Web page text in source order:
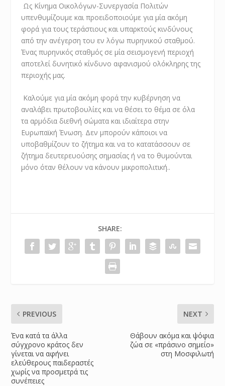
Ως Κίνημα Οικολόγων-Συνεργασία Πολιτών
υπενθυμίζουμε και προειδοποιούμε για μία ακόμη
φορά για τους τεράστιους και υπαρκτούς κινδύνους
από την ανέγερση του εν λόγω πυρηνικού σταθμού.
Ένας πυρηνικός σταθμός σε μία σεισμογενή περιοχή
αποτελεί δυνητικό κίνδυνο αφανισμού ολόκληρης της
περιοχής μας.
Καλούμε για μία ακόμη φορά την κυβέρνηση να
αναλάβει πρωτοβουλίες και να θέσει το θέμα σε όλα
τα αρμόδια διεθνή σώματα και ιδιαίτερα στην
Ευρωπαϊκή Ένωση. Δεν μπορούν κάποιοι να
υποβαθμίζουν το ζήτημα και να το κατατάσσουν σε
ζήτημα δευτερευούσης σημασίας ή να το θυμούνται
μόνο όταν θέλουν να κάνουν μικροπολιτική..
SHARE:
PREVIOUS
Ένα κατά τα άλλα
σύγχρονο κράτος δεν
γίνεται να αφήνει
ελεύθερους παιδεραστές
χωρίς να προσμετρά τις
συνέπειες
NEXT
Θάβουν ακόμα και ψόφια
ζώα σε «πράσινο σημείο»
στη Μοσφιλωτή